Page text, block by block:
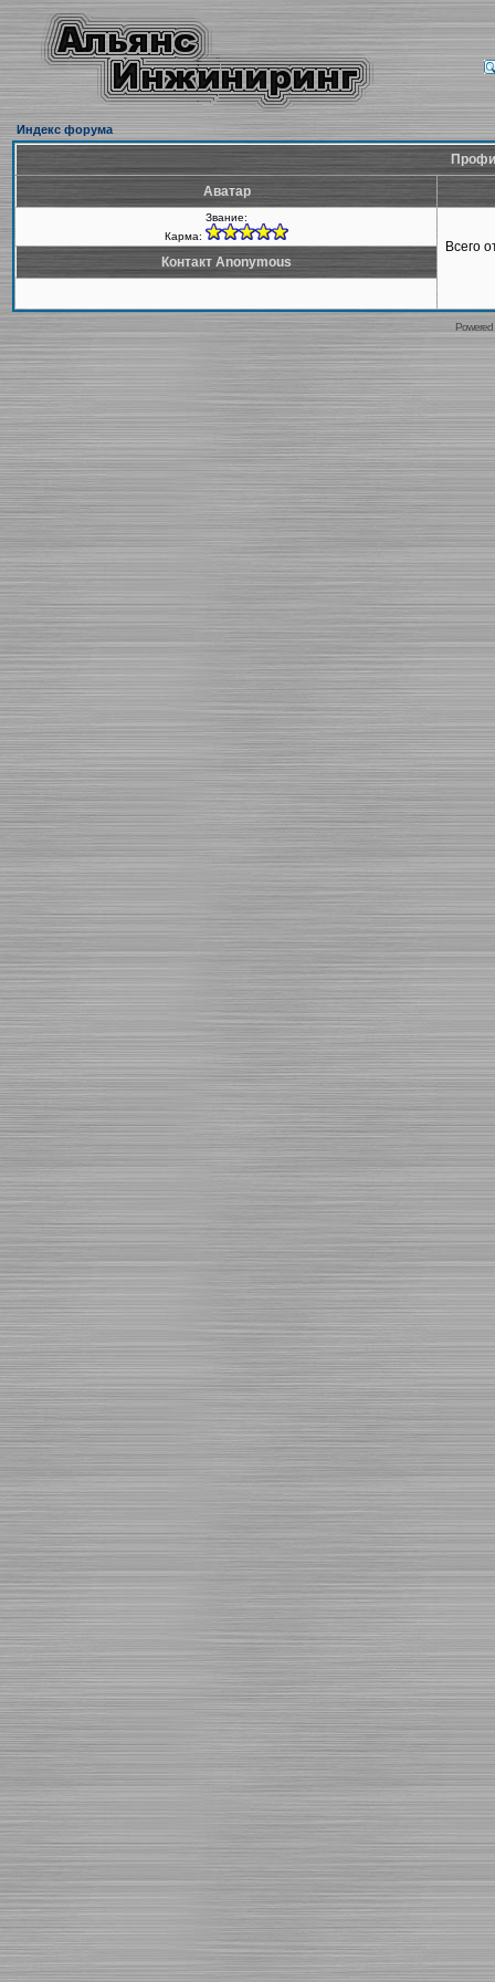
Индекс форума
Аватар
Звание:
Карма:
Всего
Контакт Anonymous